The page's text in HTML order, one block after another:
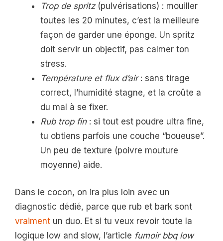
Trop de spritz(pulvérisations) : mouiller
toutes les 20 minutes, c’est la meilleure
façon de garder une éponge. Un spritz
doit servir un objectif, pas calmer ton
stress.
Température et flux d’air: sans tirage
correct, l’humidité stagne, et la croûte a
du mal à se fixer.
Rub trop fin: si tout est poudre ultra fine,
tu obtiens parfois une couche “boueuse”.
Un peu de texture (poivre mouture
moyenne) aide.
Dans le cocon, on ira plus loin avec un
diagnostic dédié, parce que rub et bark sont
vraiment un duo. Et si tu veux revoir toute la
logique low and slow, l’article fumoir bbq low